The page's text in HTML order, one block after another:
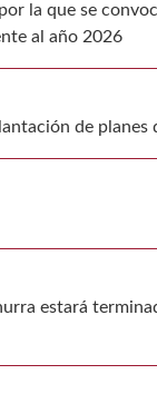
la que se
al año 2026
de planes
estará